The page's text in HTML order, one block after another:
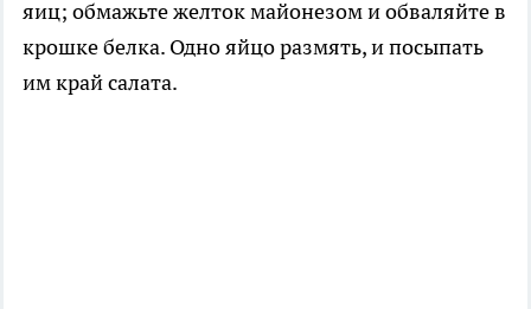
яиц; обмажьте желток майонезом и обваляйте в
крошке белка. Одно яйцо размять, и посыпать
им край салата.